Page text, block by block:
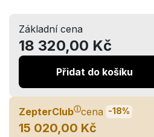
Základní cena
18 320,00 Kč
Přidat do košíku
ZepterClubⓘcena -18%
15 020,00 Kč